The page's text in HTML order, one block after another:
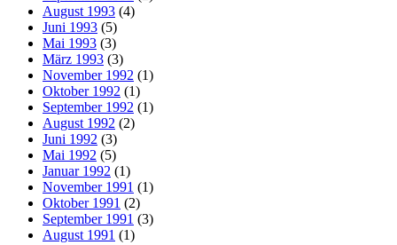
August 1993 (4)
Juni 1993 (5)
Mai 1993 (3)
März 1993 (3)
November 1992 (1)
Oktober 1992 (1)
September 1992 (1)
August 1992 (2)
Juni 1992 (3)
Mai 1992 (5)
Januar 1992 (1)
November 1991 (1)
Oktober 1991 (2)
September 1991 (3)
August 1991 (1)